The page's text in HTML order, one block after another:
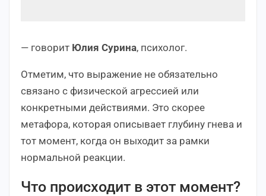
— говорит Юлия Сурина, психолог.
Отметим, что выражение не обязательно
связано с физической агрессией или
конкретными действиями. Это скорее
метафора, которая описывает глубину гнева и
тот момент, когда он выходит за рамки
нормальной реакции.
Что происходит в этот момент?